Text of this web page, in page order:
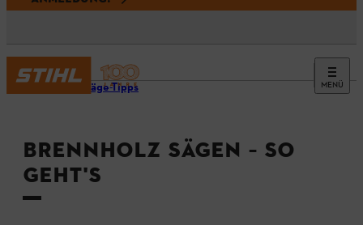
MENÜ
Kettensäge-Tipps
BRENNHOLZ SÄGEN – SO
GEHT'S